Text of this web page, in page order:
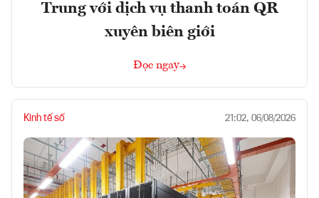
Trung với dịch vụ thanh toán QR
xuyên biên giới
Đọc ngay
Kinh tế số 21:02, 06/08/2026